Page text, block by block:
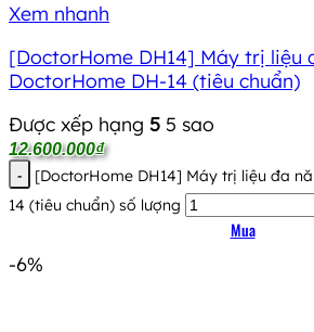
Xem nhanh
[DoctorHome DH14] Máy trị liệu
DoctorHome DH-14 (tiêu chuẩn)
Được xếp hạng 5 5 sao
12.600.000₫
[DoctorHome DH14] Máy trị liệu đa
14 (tiêu chuẩn) số lượng
Mua
-6%